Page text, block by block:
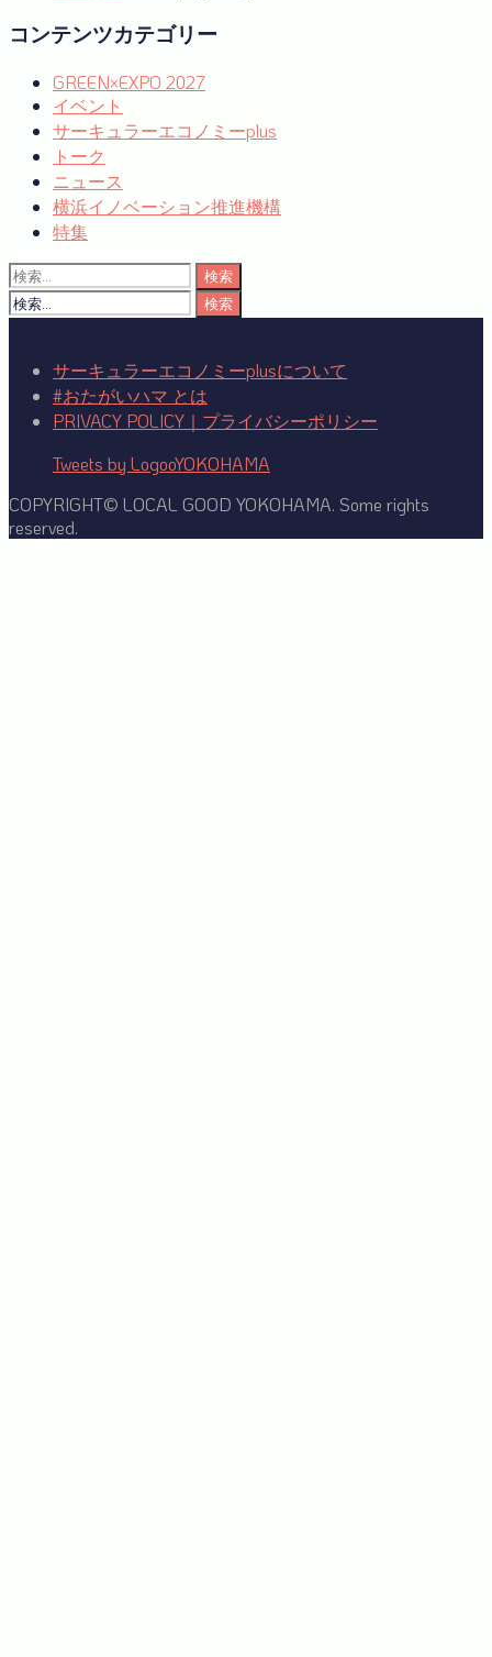
コンテンツカテゴリー
GREEN×EXPO 2027
イベント
サーキュラーエコノミーplus
トーク
ニュース
横浜イノベーション推進機構
特集
検
索:
検
索:
サーキュラーエコノミーplusについて
#おたがいハマ とは
PRIVACY POLICY｜プライバシーポリシー
Tweets by LogooYOKOHAMA
COPYRIGHT© LOCAL GOOD YOKOHAMA. Some rights
reserved.